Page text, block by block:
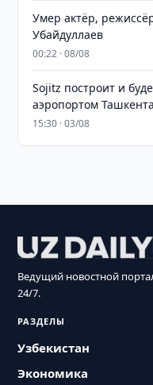
Умер актёр,
Убайдуллаев
00:22 · 08/08
Sojitz построит и
аэропортом Ташкента
15:30 · 03/08
Ведущий новостной
24/7.
РАЗДЕЛЫ
Узбекистан
Экономика